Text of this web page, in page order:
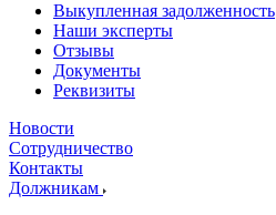
Выкупленная задолженность
Наши эксперты
Отзывы
Документы
Реквизиты
Новости
Сотрудничество
Контакты
Должникам